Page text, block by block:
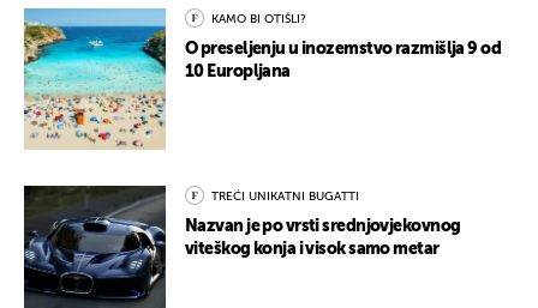
KAMO BI OTIŠLI?
O preseljenju u inozemstvo razmišlja 9 od
10 Europljana
TREĆI UNIKATNI BUGATTI
Nazvan je po vrsti srednjovjekovnog
viteškog konja i visok samo metar